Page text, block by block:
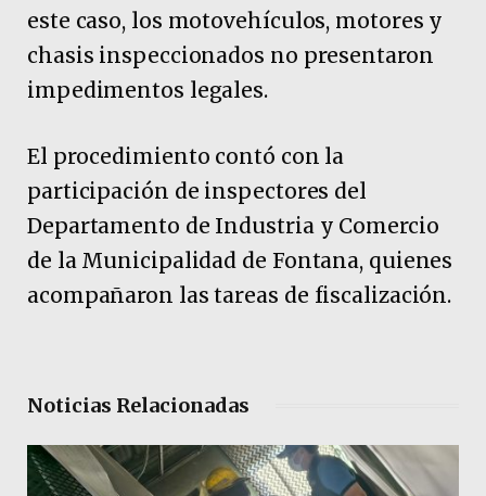
este caso, los motovehículos, motores y
chasis inspeccionados no presentaron
impedimentos legales.
El procedimiento contó con la
participación de inspectores del
Departamento de Industria y Comercio
de la Municipalidad de Fontana, quienes
acompañaron las tareas de fiscalización.
Noticias Relacionadas